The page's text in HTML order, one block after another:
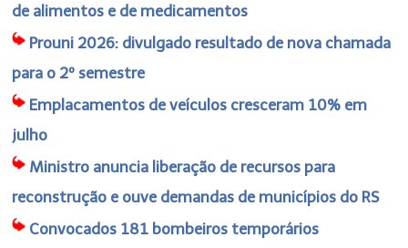
de alimentos e de medicamentos
Prouni 2026: divulgado resultado de nova chamada
para o 2º semestre
Emplacamentos de veículos cresceram 10% em
julho
Ministro anuncia liberação de recursos para
reconstrução e ouve demandas de municípios do RS
Convocados 181 bombeiros temporários